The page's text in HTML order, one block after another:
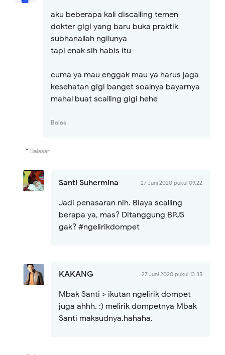
aku beberapa kali discalling temen
dokter gigi yang baru buka praktik
subhanallah ngilunya
tapi enak sih habis itu
cuma ya mau enggak mau ya harus jaga
kesehatan gigi banget soalnya bayarnya
mahal buat scalling gigi hehe
Balas
Balasan
Santi Suhermina 27 Juni 2020 pukul 09.22
Jadi penasaran nih. Biaya scalling
berapa ya, mas? Ditanggung BPJS
gak? #ngelirikdompet
KAKANG 27 Juni 2020 pukul 13.35
Mbak Santi > ikutan ngelirik dompet
juga ahhh. :) melirik dompetnya Mbak
Santi maksudnya.hahaha.